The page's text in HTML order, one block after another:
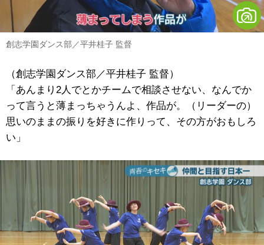
創志学園ダンス部／平井桂子 監督
（創志学園ダンス部／平井桂子 監督）
「あんまり2人でとかチームで相談させない、なんでか
って言うと薄まっちゃうんよ、作品が。（リーダーの）
思いのままの振りを好きに作りって、その方がおもしろ
い」